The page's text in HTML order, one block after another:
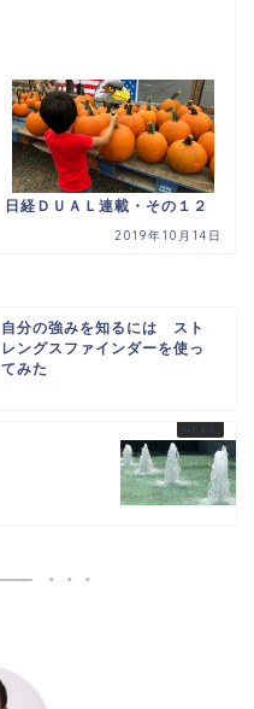
日経ＤＵＡＬ連載・その１２
2019年10月14日
自分の強みを知るには スト
レングスファインダーを使っ
てみた